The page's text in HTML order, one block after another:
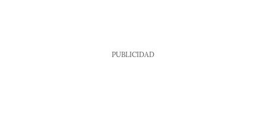
PUBLICIDAD